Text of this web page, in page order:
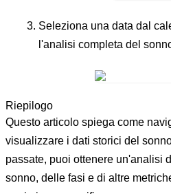
Seleziona una data dal
l'analisi completa del
Riepilogo
Questo articolo spiega come
visualizzare i dati storici del
passate, puoi ottenere un'analisi
sonno, delle fasi e di altre